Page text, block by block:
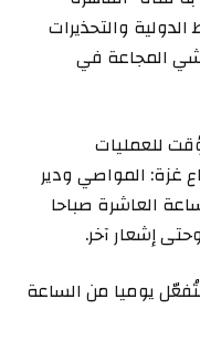
والتحذيرات
المجاعة في
للعمليات
بقطاع غزة: المواصي ودير
العاشرة صباحا
إشعار آخر.
يوميا من الساعة